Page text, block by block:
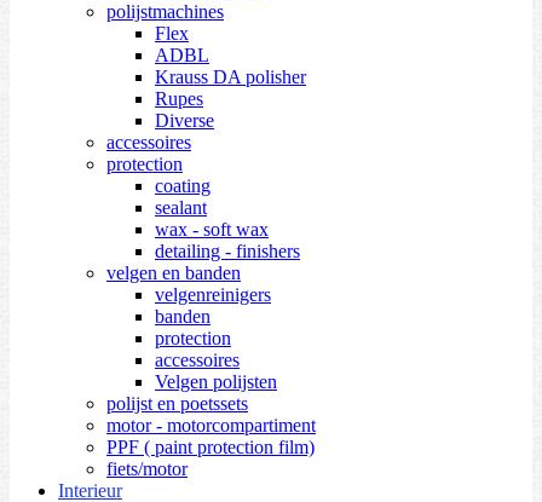
polijstmachines
Flex
ADBL
Krauss DA polisher
Rupes
Diverse
accessoires
protection
coating
sealant
wax - soft wax
detailing - finishers
velgen en banden
velgenreinigers
banden
protection
accessoires
Velgen polijsten
polijst en poetssets
motor - motorcompartiment
PPF ( paint protection film)
fiets/motor
Interieur